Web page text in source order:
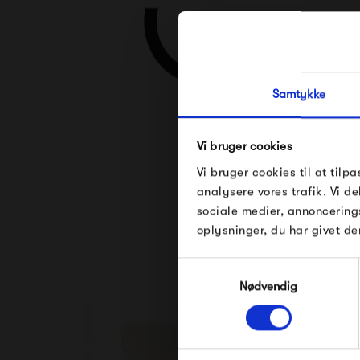
Samtykke
Vi bruger cookies
Vi bruger cookies til at
analysere vores trafik. Vi
sociale medier,
oplysninger, du har givet
Nødvendig
Se alle varer fra